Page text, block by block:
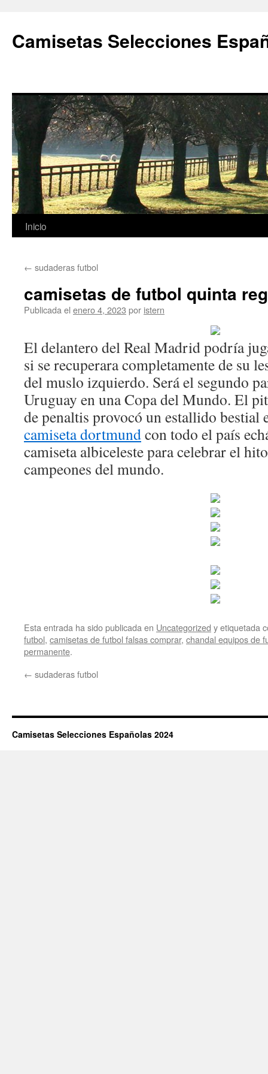
Camisetas Selecciones
Saltar
contenido
Inicio
← sudaderas futbol
camisetas de futbol quinta
Publicada el enero 4, 2023 por istern
El delantero del Real Madrid podría
si se recuperara completamente de su
del muslo izquierdo. Será el segundo
Uruguay en una Copa del Mundo. El
de penaltis provocó un estallido bestial
camiseta dortmundcon todo el país
camiseta albiceleste para celebrar el
campeones del mundo.
Esta entrada ha sido publicada en Uncategorized y etiquetada
futbol, camisetas de futbol falsas comprar, chandal equipos de
permanente.
← sudaderas futbol
Camisetas Selecciones Españolas 2024